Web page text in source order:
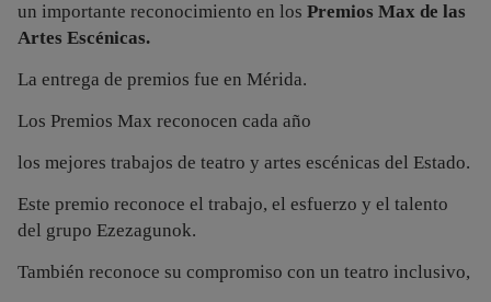
un importante reconocimiento en los Premios Max de las
Artes Escénicas.
La entrega de premios fue en Mérida.
Los Premios Max reconocen cada año
los mejores trabajos de teatro y artes escénicas del Estado.
Este premio reconoce el trabajo, el esfuerzo y el talento
del grupo Ezezagunok.
También reconoce su compromiso con un teatro inclusivo,